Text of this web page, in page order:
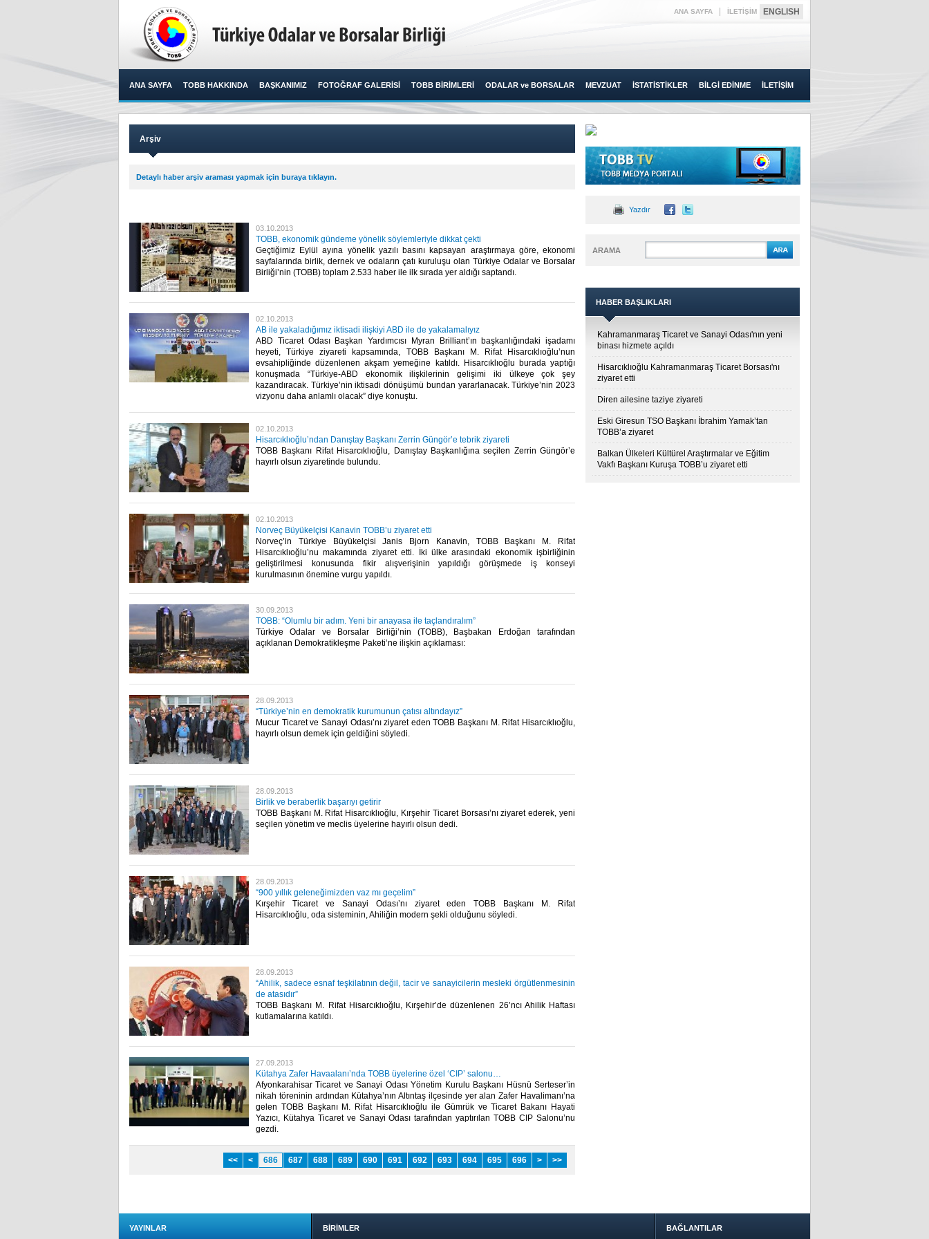
ANA SAYFA İLETİŞİM ENGLISH
ANA SAYFA TOBB HAKKINDA BAŞKANIMIZ FOTOĞRAF GALERİSİ TOBB BİRİMLERİ ODALAR ve BORSALAR MEVZUAT İSTATİSTİKLER BİLGİ EDİNME İLETİŞİM
Arşiv
Detaylı haber arşiv araması yapmak için buraya tıklayın.
03.10.2013
TOBB, ekonomik gündeme yönelik söylemleriyle dikkat çekti
Geçtiğimiz Eylül ayına yönelik yazılı basını kapsayan araştırmaya göre, ekonomi
sayfalarında birlik, dernek ve odaların çatı kuruluşu olan Türkiye Odalar ve Borsalar
Birliği’nin (TOBB) toplam 2.533 haber ile ilk sırada yer aldığı saptandı. ​
02.10.2013
AB ile yakaladığımız iktisadi ilişkiyi ABD ile de yakalamalıyız
ABD Ticaret Odası Başkan Yardımcısı Myran Brilliant’ın başkanlığındaki işadamı
heyeti, Türkiye ziyareti kapsamında, TOBB Başkanı M. Rifat Hisarcıklıoğlu’nun
evsahipliğinde düzenlenen akşam yemeğine katıldı. Hisarcıklıoğlu burada yaptığı
konuşmada “Türkiye-ABD ekonomik ilişkilerinin gelişimi iki ülkeye çok şey
kazandıracak. Türkiye’nin iktisadi dönüşümü bundan yararlanacak. Türkiye’nin 2023
vizyonu daha anlamlı olacak” diye konuştu.​
02.10.2013
Hisarcıklıoğlu’ndan Danıştay Başkanı Zerrin Güngör’e tebrik ziyareti
TOBB Başkanı Rifat Hisarcıklıoğlu, Danıştay Başkanlığına seçilen Zerrin Güngör’e
hayırlı olsun ziyaretinde bulundu.​
02.10.2013
Norveç Büyükelçisi Kanavin TOBB’u ziyaret etti
Norveç’in Türkiye Büyükelçisi Janis Bjorn Kanavin, TOBB Başkanı M. Rifat
Hisarcıklıoğlu’nu makamında ziyaret etti. İki ülke arasındaki ekonomik işbirliğinin
geliştirilmesi konusunda fikir alışverişinin yapıldığı görüşmede iş konseyi
kurulmasının önemine vurgu yapıldı.​
30.09.2013
TOBB: “Olumlu bir adım. Yeni bir anayasa ile taçlandıralım”
Türkiye Odalar ve Borsalar Birliği’nin (TOBB), Başbakan Erdoğan tarafından
açıklanan Demokratikleşme Paketi’ne ilişkin açıklaması:​
28.09.2013
“Türkiye’nin en demokratik kurumunun çatısı altındayız”
Mucur Ticaret ve Sanayi Odası’nı ziyaret eden TOBB Başkanı M. Rifat Hisarcıklıoğlu,
hayırlı olsun demek için geldiğini söyledi.​
28.09.2013
Birlik ve beraberlik başarıyı getirir
TOBB Başkanı M. Rifat Hisarcıklıoğlu, Kırşehir Ticaret Borsası’nı ziyaret ederek, yeni
seçilen yönetim ve meclis üyelerine hayırlı olsun dedi.​
28.09.2013
“900 yıllık geleneğimizden vaz mı geçelim”
Kırşehir Ticaret ve Sanayi Odası’nı ziyaret eden TOBB Başkanı M. Rifat
Hisarcıklıoğlu, oda sisteminin, Ahiliğin modern şekli olduğunu söyledi.​
28.09.2013
“Ahilik, sadece esnaf teşkilatının değil, tacir ve sanayicilerin mesleki örgütlenmesinin
de atasıdır”
TOBB Başkanı M. Rifat Hisarcıklıoğlu, Kırşehir’de düzenlenen 26’ncı Ahilik Haftası
kutlamalarına katıldı.​
27.09.2013
Kütahya Zafer Havaalanı’nda TOBB üyelerine özel ‘CIP’ salonu…
Afyonkarahisar Ticaret ve Sanayi Odası Yönetim Kurulu Başkanı Hüsnü Serteser’in
nikah töreninin ardından Kütahya’nın Altıntaş ilçesinde yer alan Zafer Havalimanı’na
gelen TOBB Başkanı M. Rifat Hisarcıklıoğlu ile Gümrük ve Ticaret Bakanı Hayati
Yazıcı, Kütahya Ticaret ve Sanayi Odası tarafından yaptırılan TOBB CIP Salonu’nu
gezdi.​
<< < 686 687 688 689 690 691 692 693 694 695 696 > >>
Yazdır
ARAMA
HABER BAŞLIKLARI
Kahramanmaraş Ticaret ve Sanayi Odası'nın yeni
binası hizmete açıldı
Hisarcıklıoğlu Kahramanmaraş Ticaret Borsası'nı
ziyaret etti
Diren ailesine taziye ziyareti
Eski Giresun TSO Başkanı İbrahim Yamak’tan
TOBB’a ziyaret
Balkan Ülkeleri Kültürel Araştırmalar ve Eğitim
Vakfı Başkanı Kuruşa TOBB’u ziyaret etti
YAYINLAR BİRİMLER BAĞLANTILAR